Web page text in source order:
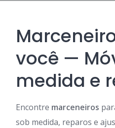
você —
medida e
Encontre marceneiros
sob medida, reparos e